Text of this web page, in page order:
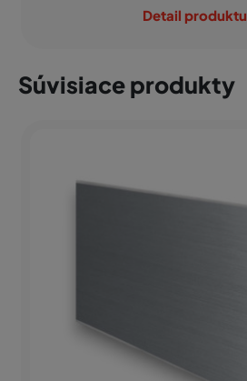
Detail produktu
Súvisiace produkty